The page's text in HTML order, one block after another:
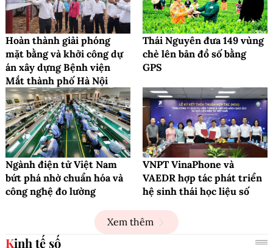
Hoàn thành giải phóng
mặt bằng và khởi công dự
án xây dựng Bệnh viện
Mắt thành phố Hà Nội
Thái Nguyên đưa 149 vùng
chè lên bản đồ số bằng
GPS
Ngành điện tử Việt Nam
bứt phá nhờ chuẩn hóa và
công nghệ đo lường
VNPT VinaPhone và
VAEDR hợp tác phát triển
hệ sinh thái học liệu số
Xem thêm
Kinh tế số